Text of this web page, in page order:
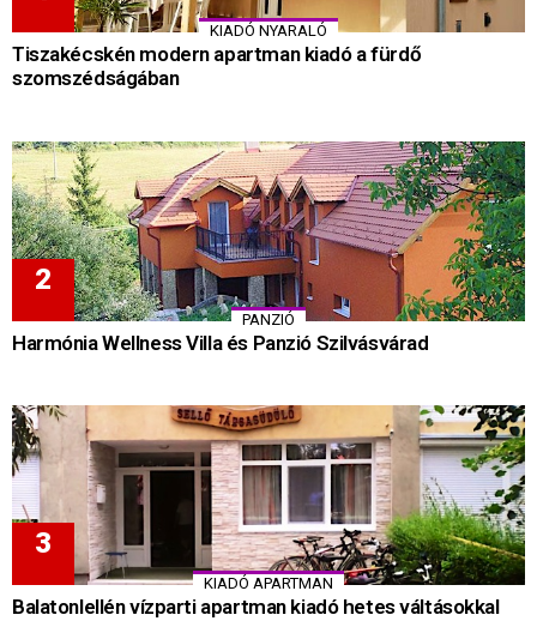
KIADÓ NYARALÓ
Tiszakécskén modern apartman kiadó a fürdő
szomszédságában
PANZIÓ
Harmónia Wellness Villa és Panzió Szilvásvárad
KIADÓ APARTMAN
Balatonlellén vízparti apartman kiadó hetes váltásokkal